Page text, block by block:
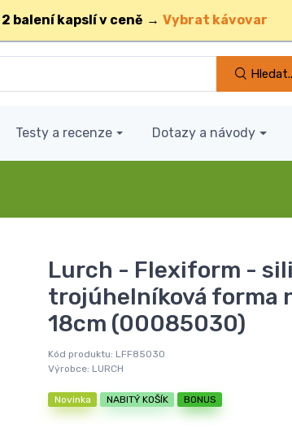
2 balení kapslí v ceně → Vybrat kávovar
Testy a recenze Dotazy a návody
Lurch - Flexiform -
trojúhelníková forma
18cm (00085030)
Kód produktu: LFF85030
Výrobce: LURCH
Novinka NABITÝ KOŠÍK BONUS